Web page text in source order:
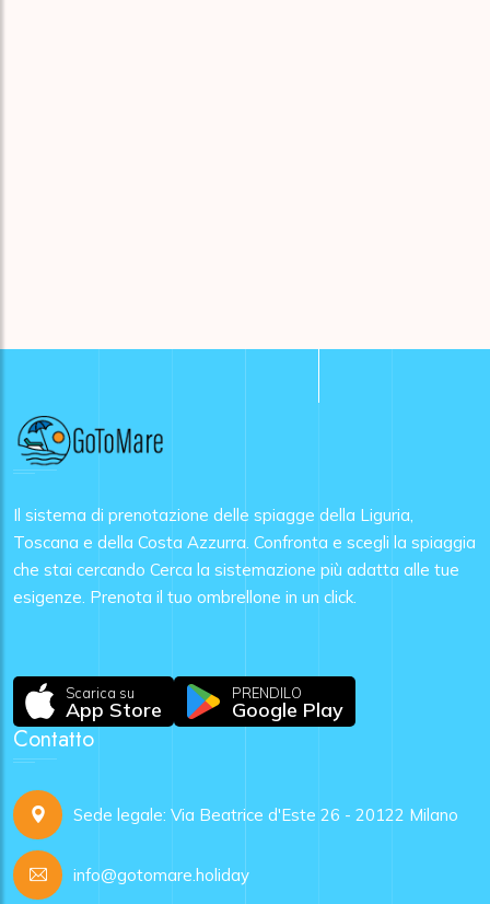
Il sistema di prenotazione delle spiagge della Liguria,
Toscana e della Costa Azzurra. Confronta e scegli la spiaggia
che stai cercando Cerca la sistemazione più adatta alle tue
esigenze. Prenota il tuo ombrellone in un click.
Scarica su
App Store
PRENDILO
Google Play
Contatto
Sede legale: Via Beatrice d'Este 26 - 20122 Milano
info@gotomare.holiday